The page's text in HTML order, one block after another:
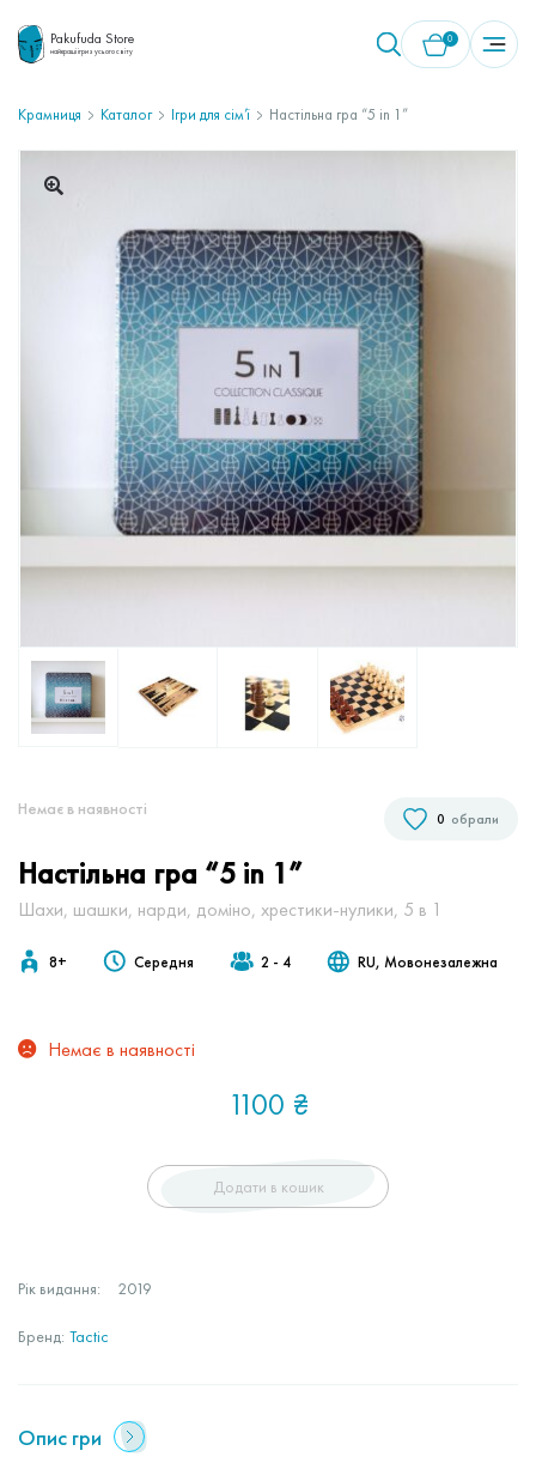
Pakufuda Store
найкращі ігри з усього світу
0
У кошику немає товарів.
Крамниця Каталог Ігри для сім’ї Настільна гра “5 in 1”
Немає в наявностi обрали
0
Настільна гра “5 in 1”
Шахи, шашки, нарди, доміно, хрестики-нулики, 5 в 1
8+ Середня 2 - 4 RU, Мовонезалежна
Немає в наявності
1100 ₴
Додати в кошик
Рік видання: 2019
Бренд: Tactic
Опис гри